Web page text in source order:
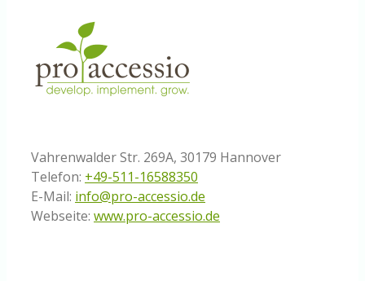
Vahrenwalder Str. 269A, 30179 Hannover
Telefon: +49-511-16588350
E-Mail: info@pro-accessio.de
Webseite: www.pro-accessio.de